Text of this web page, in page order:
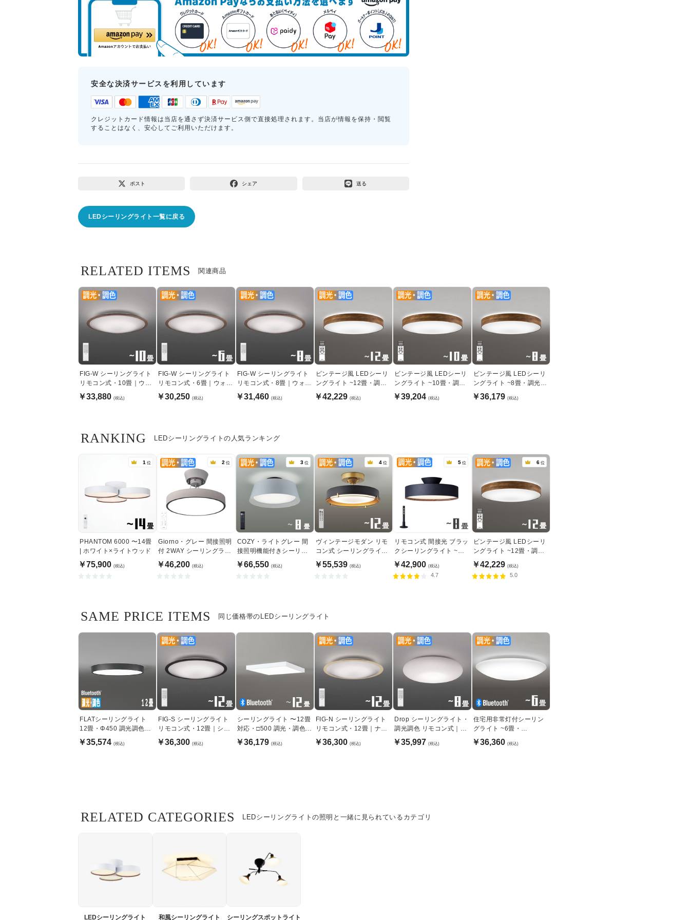
安全な決済サービスを利用しています
クレジットカード情報は当店を通さず決済サービス側で直接処理されます。当店が情報を保持・閲覧
することはなく、安心してご利用いただけます。
ポスト シェア 送る
LEDシーリングライト一覧に戻る
関連商品
RELATED ITEMS
FIG-W シーリングライト
リモコン式・10畳｜ウォ
ームブラウン
￥33,880 (税込)
FIG-W シーリングライト
リモコン式・6畳｜ウォー
ムブラウン
￥30,250 (税込)
FIG-W シーリングライト
リモコン式・8畳｜ウォー
ムブラウン
￥31,460 (税込)
ビンテージ風 LEDシーリ
ングライト ~12畳・調光
調色リモコン式
￥42,229 (税込)
ビンテージ風 LEDシーリ
ングライト ~10畳・調光
調色リモコン式
￥39,204 (税込)
ビンテージ風 LEDシーリ
ングライト ~8畳・調光調
色リモコン式
￥36,179 (税込)
LEDシーリングライトの人気ランキング
RANKING
1 位
PHANTOM 6000 〜14畳
| ホワイト×ライトウッド
￥75,900 (税込)
2 位
Giorno・グレー 間接照明
付 2WAY シーリングライ
ト | 〜8畳・リモコン付
￥46,200 (税込)
3 位
COZY・ライトグレー 間
接照明機能付きシーリン
グライト｜〜8畳
￥66,550 (税込)
4 位
ヴィンテージモダン リモ
コン式 シーリングライト
~12畳・ブラック色
￥55,539 (税込)
5 位
リモコン式 間接光 ブラッ
クシーリングライト ~８
畳・各２種
￥42,900 (税込)
4.7
6 位
ビンテージ風 LEDシーリ
ングライト ~12畳・調光
調色リモコン式
￥42,229 (税込)
5.0
同じ価格帯のLEDシーリングライト
SAME PRICE ITEMS
FLATシーリングライト
12畳・Φ450 調光調色
bluetooth｜ブラック
￥35,574 (税込)
FIG-S シーリングライト
リモコン式・12畳｜シッ
クブラウン色
￥36,300 (税込)
シーリングライト 〜12畳
対応・□500 調光・調色｜
ホワイト
￥36,179 (税込)
FIG-N シーリングライト
リモコン式・12畳｜ナチ
ュラルウッド
￥36,300 (税込)
Drop シーリングライト・
調光調色 リモコン式｜〜
8畳
￥35,997 (税込)
住宅用非常灯付シーリン
グライト ~6畳・
Bluetooth対応
￥36,360 (税込)
LEDシーリングライトの照明と一緒に見られているカテゴリ
RELATED CATEGORIES
LEDシーリングライト 和風シーリングライト シーリングスポットライト